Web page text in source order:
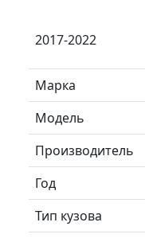
2017-2022
Марка
Модель
Производитель
Год
Тип кузова